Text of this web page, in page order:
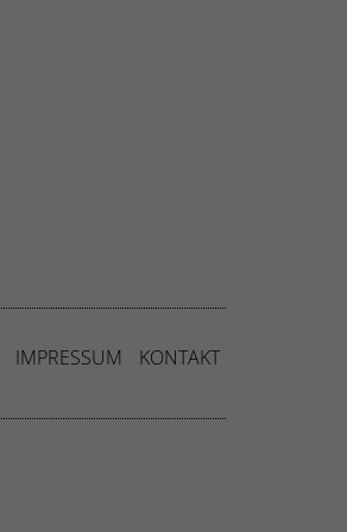
IMPRESSUM KONTAKT